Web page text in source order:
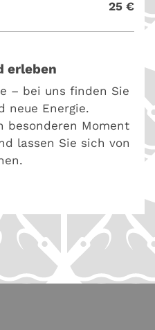
25 €
erleben
– bei uns finden Sie
neue Energie.
besonderen Moment
lassen Sie sich von